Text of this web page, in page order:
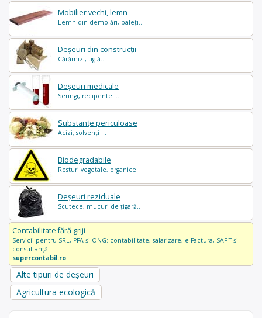
Mobilier vechi, lemn
Lemn din demolări, paleți...
Deșeuri din construcții
Cărămizi, tiglă...
Deșeuri medicale
Seringi, recipente ...
Substanțe periculoase
Acizi, solvenți ...
Biodegradabile
Resturi vegetale, organice..
Deșeuri reziduale
Scutece, mucuri de țigară..
Contabilitate fără griji
Servicii pentru SRL, PFA și ONG: contabilitate, salarizare, e-Factura, SAF-T și
consultanță.
supercontabil.ro
Alte tipuri de deșeuri
Agricultura ecologică